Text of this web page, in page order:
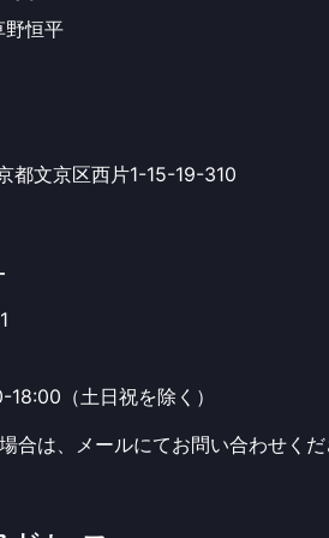
恒平
都文京区西片1-15-19-310
（土日祝を除く）
合は、メールにてお問い合わせく